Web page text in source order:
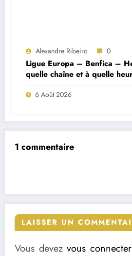
Alexandre Ribeiro 0
Ligue Europa – Benfica –
quelle chaîne et à quelle
match ?
6 Août 2026
1 commentaire
LAISSER UN
Vous devezvous connecter